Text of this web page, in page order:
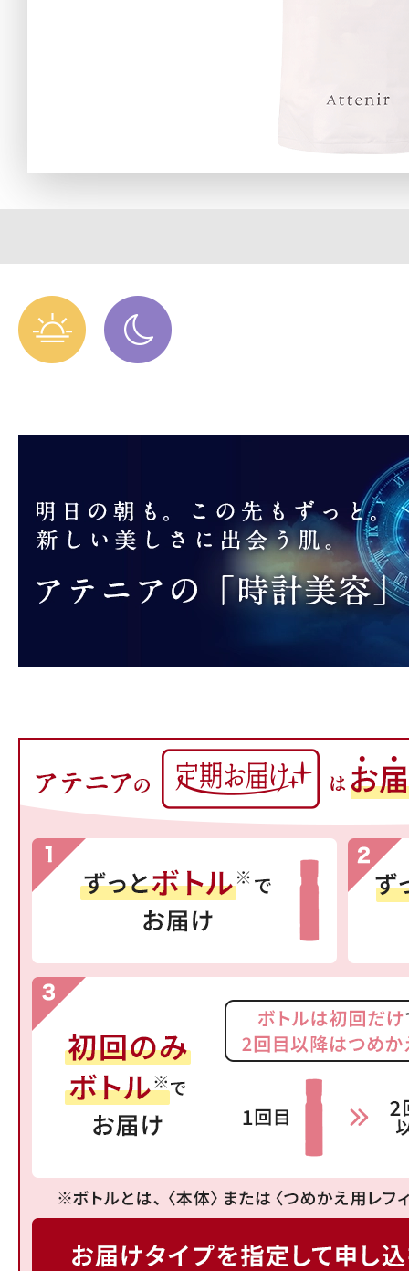
定期お届けサ
ドレスリフト
プリマモイスト
スキンクリア
クレンズオイル
ボディケア
スキンケア